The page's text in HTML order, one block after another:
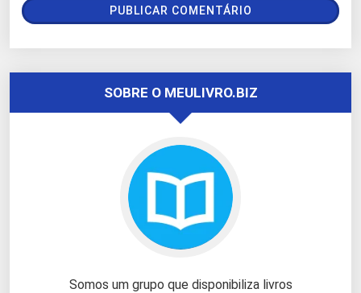
SOBRE O MEULIVRO.BIZ
Somos um grupo que disponibiliza livros